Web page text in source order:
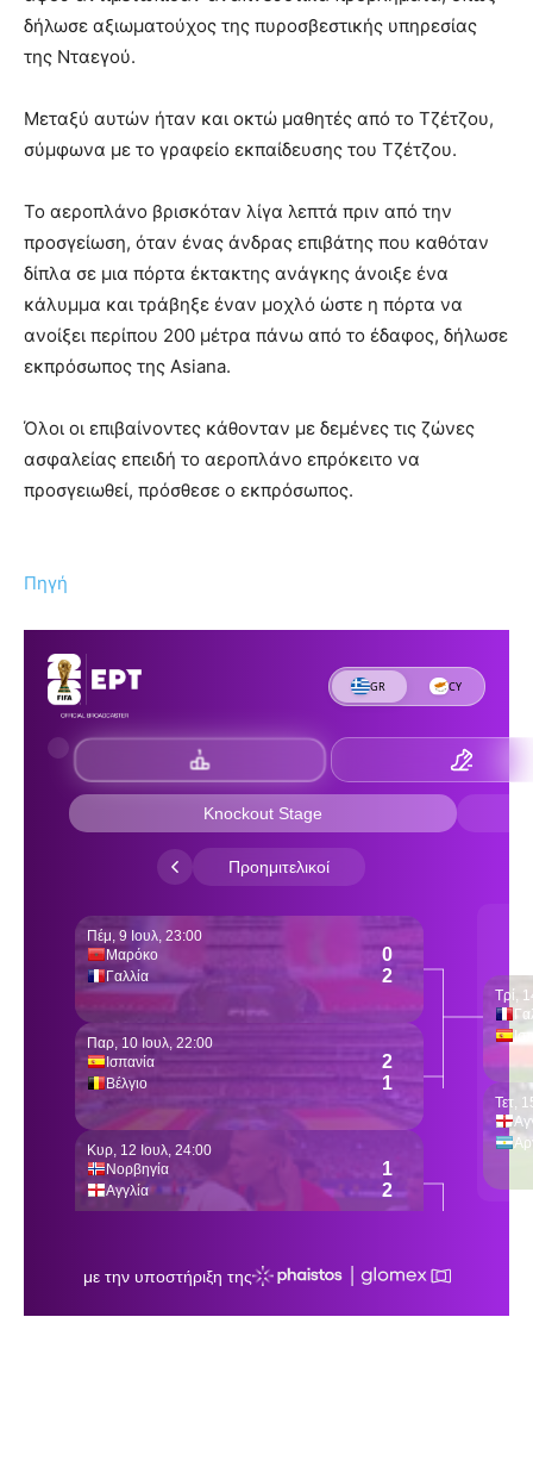
δήλωσε αξιωματούχος της πυροσβεστικής υπηρεσίας
της Νταεγού.
Μεταξύ αυτών ήταν και οκτώ μαθητές από το Τζέτζου,
σύμφωνα με το γραφείο εκπαίδευσης του Τζέτζου.
Το αεροπλάνο βρισκόταν λίγα λεπτά πριν από την
προσγείωση, όταν ένας άνδρας επιβάτης που καθόταν
δίπλα σε μια πόρτα έκτακτης ανάγκης άνοιξε ένα
κάλυμμα και τράβηξε έναν μοχλό ώστε η πόρτα να
ανοίξει περίπου 200 μέτρα πάνω από το έδαφος, δήλωσε
εκπρόσωπος της Asiana.
Όλοι οι επιβαίνοντες κάθονταν με δεμένες τις ζώνες
ασφαλείας επειδή το αεροπλάνο επρόκειτο να
προσγειωθεί, πρόσθεσε ο εκπρόσωπος.
Πηγή